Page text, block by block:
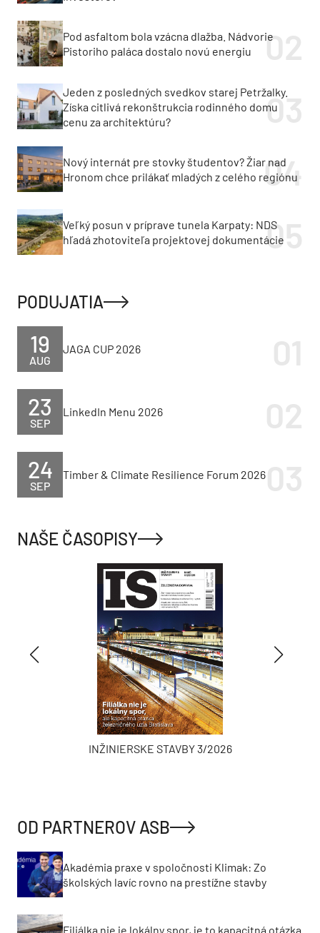
Pod asfaltom bola vzácna dlažba. Nádvorie
Pistoriho paláca dostalo novú energiu
Jeden z posledných svedkov starej Petržalky.
Získa citlivá rekonštrukcia rodinného domu
cenu za architektúru?
Nový internát pre stovky študentov? Žiar nad
Hronom chce prilákať mladých z celého regiónu
Veľký posun v príprave tunela Karpaty: NDS
hľadá zhotoviteľa projektovej dokumentácie
PODUJATIA
AUG
19 JAGA CUP 2026
SEP
23 LinkedIn Menu 2026
SEP
24 Timber & Climate Resilience Forum 2026
NAŠE ČASOPISY
INŽINIERSKE STAVBY 3/2026
OD PARTNEROV ASB
Akadémia praxe v spoločnosti Klimak: Zo
školských lavíc rovno na prestížne stavby
Filiálka nie je lokálny spor, je to kapacitná otázka